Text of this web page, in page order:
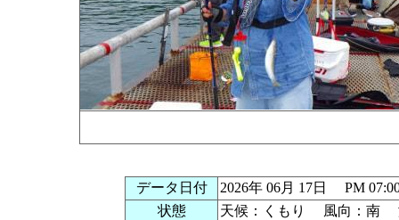
データ日付
2026年 06月 17日 PM
状態
天候：くもり 風向：南